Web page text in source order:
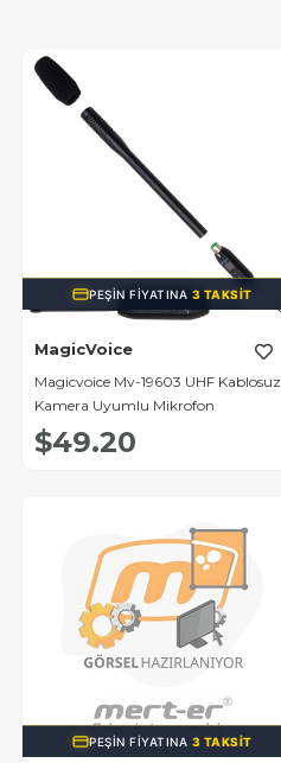
PEŞIN FIYATINA 3 TAKSIT
MagicVoice
Magicvoice Mv-19603 UHF Kablosuz
Kamera Uyumlu Mikrofon
$49.20
PEŞIN FIYATINA 3 TAKSIT